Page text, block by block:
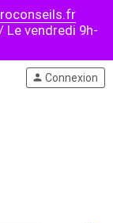
Le vendredi 9h-
person Connexion